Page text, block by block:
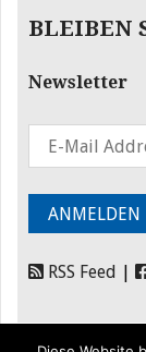
BLEIBEN
Newsletter
RSS Feed